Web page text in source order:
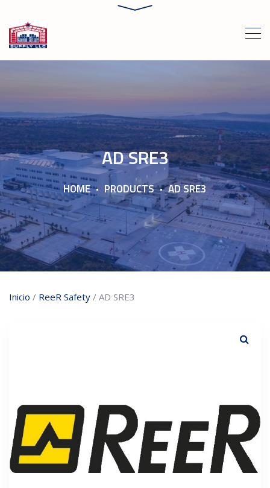
AD SRE3
HOME PRODUCTS AD SRE3
Inicio / ReeR Safety / AD SRE3